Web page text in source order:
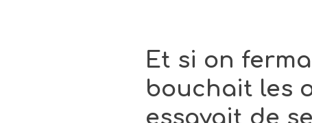
Et si on
bouchait les
essayait de